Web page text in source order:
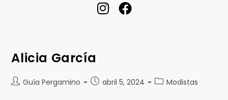
Alicia García
Guía Pergamino abril 5, 2024 Modistas